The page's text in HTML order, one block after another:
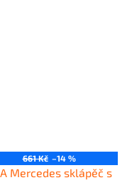
661 Kč –14 %
Mercedes sklápěč s